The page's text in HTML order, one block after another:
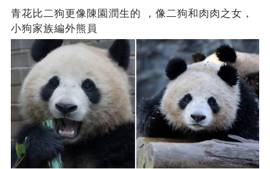
青花比二狗更像陳園潤生的 ​​，像二狗和肉肉之女，
小狗家族編外熊員